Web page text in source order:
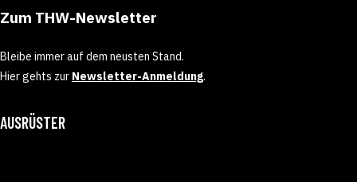
Zum THW-Newsletter
Bleibe immer auf dem neusten Stand.
Hier gehts zur Newsletter-Anmeldung.
AUSRÜSTER